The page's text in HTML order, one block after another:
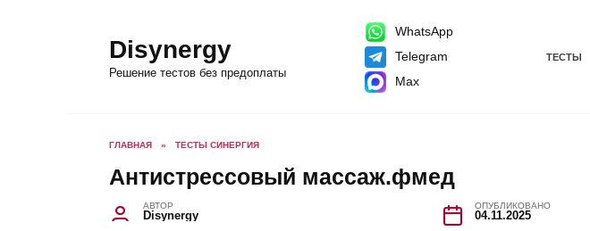
Disynergy
Решение тестов без предоплаты
WhatsApp
Telegram
Max
ТЕСТЫ
ГЛАВНАЯ » ТЕСТЫ СИНЕРГИЯ
Антистрессовый массаж.фмед
АВТОР
Disynergy
ОПУБЛИКОВАНО
04.11.2025